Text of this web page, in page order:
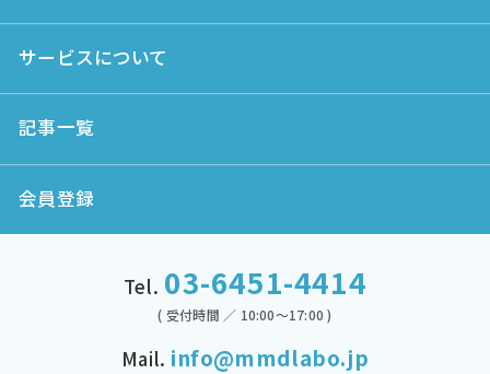
サービスについて
記事一覧
会員登録
Tel. 03-6451-4414
( 受付時間 ／ 10:00～17:00 )
Mail. info@mmdlabo.jp